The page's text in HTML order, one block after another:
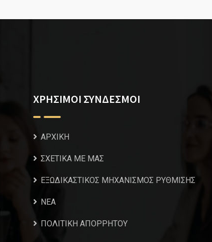
ΧΡΗΣΙΜΟΙ ΣΥΝΔΕΣΜΟΙ
ΑΡΧΙΚΗ
ΣΧΕΤΙΚΑ ΜΕ ΜΑΣ
ΕΞΩΔΙΚΑΣΤΙΚΟΣ ΜΗΧΑΝΙΣΜΟΣ ΡΥΘΜΙΣΗΣ
NEA
ΠΟΛΙΤΙΚΗ ΑΠΟΡΡΗΤΟΥ